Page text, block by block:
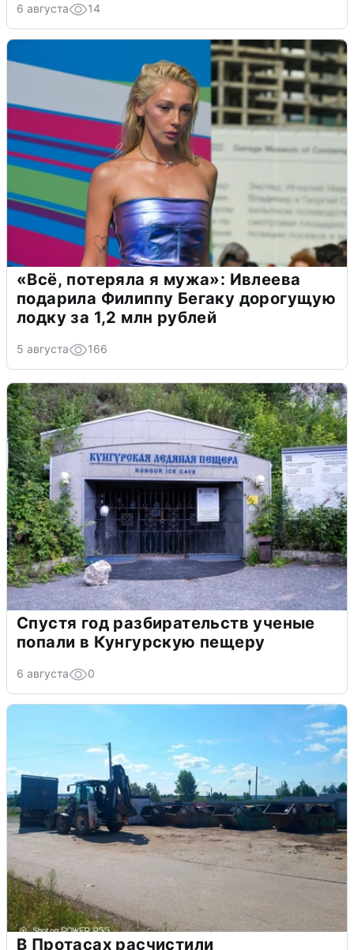
6 августа 14
«Всё, потеряла я мужа»: Ивлеева
подарила Филиппу Бегаку дорогущую
лодку за 1,2 млн рублей
5 августа 166
Спустя год разбирательств ученые
попали в Кунгурскую пещеру
6 августа 0
В Протасах расчистили